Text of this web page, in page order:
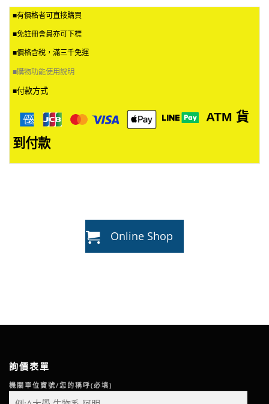
■有價格者可直接購買
■免註冊會員亦可下標
■價格含稅，滿三千免運
■購物功能使用說明
■付款方式
ATM 貨
到付款
Online Shop
詢價表單
機關單位寶號/您的稱呼(必填)